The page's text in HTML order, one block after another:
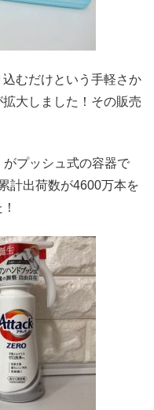
むだけという手軽さか
大しました！その販売
プッシュ式の容器で
計出荷数が4600万本を